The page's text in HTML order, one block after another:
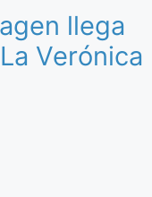
llega
Verónica